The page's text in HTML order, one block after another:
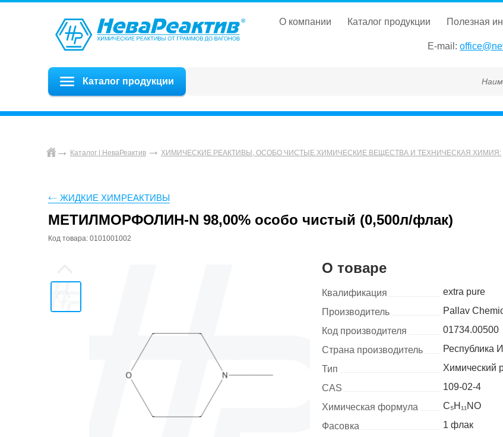
о компании каталог продукции полезная
E-mail:
Каталог продукции
Каталог | НеваРеактив ХИМИЧЕСКИЕ РЕАКТИВЫ, ОСОБО ЧИСТЫЕ ХИМИЧЕСКИЕ ВЕЩЕСТВА И ТЕХНИЧЕСКАЯ ХИМИЯ:
ЖИДКИЕ ХИМРЕАКТИВЫ
МЕТИЛМОРФОЛИН-N 98,00% особо чистый (0,500л/флак)
Код товара: 0101001002
О товаре
Квалификация
extra pure
Производитель
Pallav
Код производителя
01734.00500
Страна производитель
Республика
Тип
Химический
CAS
109-02-4
Химическая формула
C₅H₁₁NO
Фасовка
1 флак